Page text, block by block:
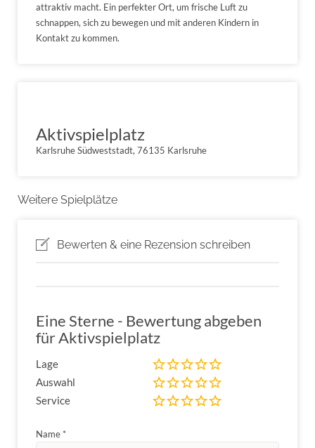
attraktiv macht. Ein perfekter Ort, um frische Luft zu
schnappen, sich zu bewegen und mit anderen Kindern in
Kontakt zu kommen.
Aktivspielplatz
Karlsruhe Südweststadt, 76135 Karlsruhe
Weitere Spielplätze
Bewerten & eine Rezension schreiben
Eine Sterne - Bewertung abgeben
für Aktivspielplatz
Lage
Auswahl
Service
Name *